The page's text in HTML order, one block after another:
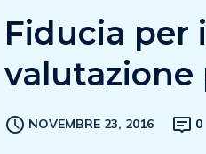
Fiducia per
valutazione
NOVEMBRE 23, 2016 0